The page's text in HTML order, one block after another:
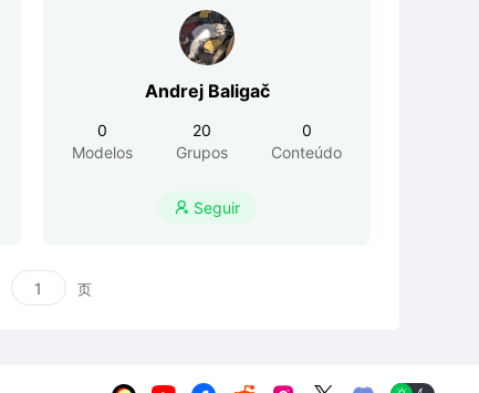
Andrej Baligač
0
Modelos
20
Grupos
0
Conteúdo
 Seguir
页